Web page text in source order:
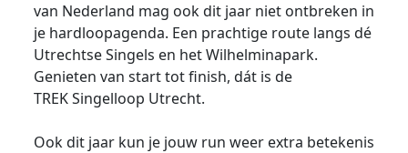
van Nederland mag ook dit jaar niet ontbreken in
je hardloopagenda. Een prachtige route langs dé
Utrechtse Singels en het Wilhelminapark.
Genieten van start tot finish, dát is de
TREK Singelloop Utrecht.
Ook dit jaar kun je jouw run weer extra betekenis